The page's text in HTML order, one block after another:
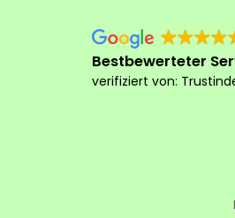
Bestbewerteter
verifiziert von: